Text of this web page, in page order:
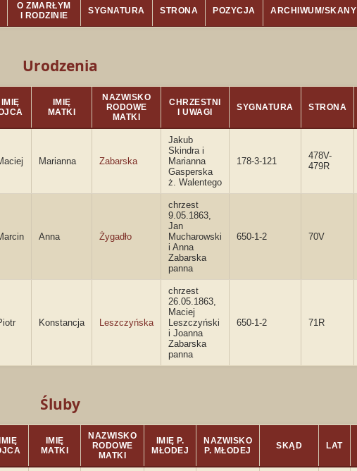
O ZMARŁYM
I RODZINIE
SYGNATURA STRONA POZYCJA ARCHIWUM/SKANY
Urodzenia
IMIĘ
IMIĘ
MATKI
NAZWISKO
RODOWE
MATKI
CHRZESTNI
I UWAGI
SYGNATURA STRONA
Marianna Zabarska
Jakub
Skindra i
Marianna
Gasperska
ż. Walentego
178-3-121
478V-
479R
Anna Żygadło
chrzest
9.05.1863,
Jan
Mucharowski
i Anna
Zabarska
panna
650-1-2 70V
Konstancja Leszczyńska
chrzest
26.05.1863,
Maciej
Leszczyński
i Joanna
Zabarska
panna
650-1-2 71R
Śluby
IMIĘ
IMIĘ
MATKI
NAZWISKO
RODOWE
MATKI
IMIĘ P.
MŁODEJ
NAZWISKO
P. MŁODEJ
SKĄD LAT